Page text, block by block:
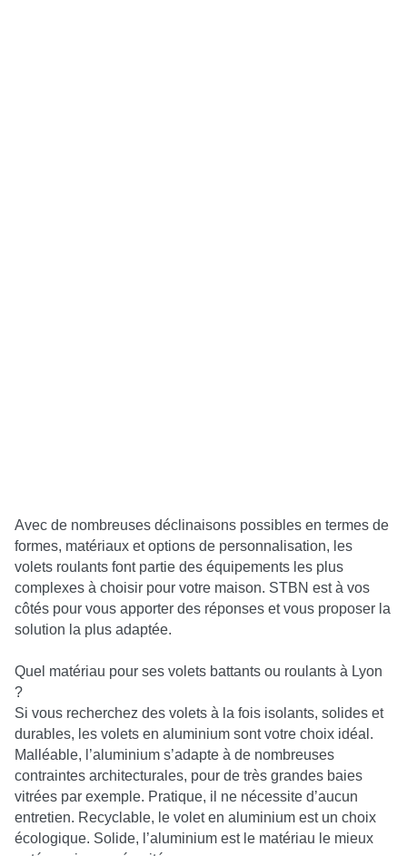
Avec de nombreuses déclinaisons possibles en termes de
formes, matériaux et options de personnalisation, les
volets roulants font partie des équipements les plus
complexes à choisir pour votre maison. STBN est à vos
côtés pour vous apporter des réponses et vous proposer la
solution la plus adaptée.
Quel matériau pour ses volets battants ou roulants à Lyon
?
Si vous recherchez des volets à la fois isolants, solides et
durables, les volets en aluminium sont votre choix idéal.
Malléable, l’aluminium s’adapte à de nombreuses
contraintes architecturales, pour de très grandes baies
vitrées par exemple. Pratique, il ne nécessite d’aucun
entretien. Recyclable, le volet en aluminium est un choix
écologique. Solide, l’aluminium est le matériau le mieux